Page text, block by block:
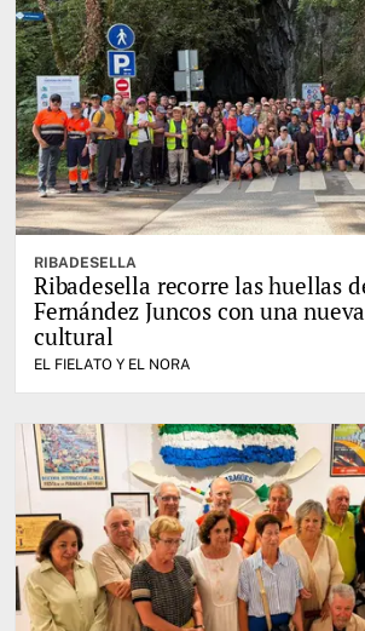
RIBADESELLA
Ribadesella recorre las huellas
Fernández Juncos con una
cultural
EL FIELATO Y EL NORA